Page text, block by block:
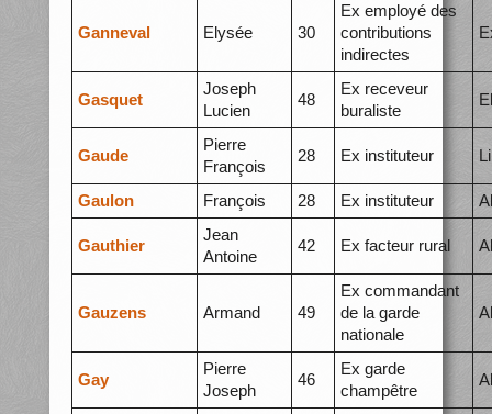
Ganneval Elysée 30
Ex employé des
contributions
indirectes
Gasquet
Joseph
Lucien
48
Ex receveur
buraliste
Gaude
Pierre
François
28 Ex instituteur
Gaulon François 28 Ex instituteur
Gauthier
Jean
Antoine
42 Ex facteur rural
Gauzens Armand 49
Ex commandant
de la garde
nationale
Gay
Pierre
Joseph
46
Ex garde
champêtre